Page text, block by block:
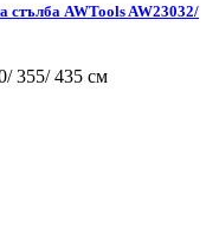
стълба AWTools AW23032/
355/ 435 см